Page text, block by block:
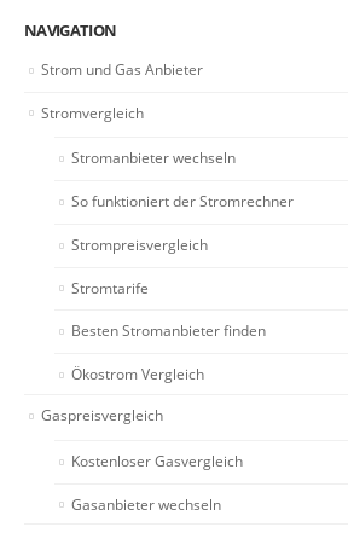
NAVIGATION
Strom und Gas Anbieter
Stromvergleich
Stromanbieter wechseln
So funktioniert der Stromrechner
Strompreisvergleich
Stromtarife
Besten Stromanbieter finden
Ökostrom Vergleich
Gaspreisvergleich
Kostenloser Gasvergleich
Gasanbieter wechseln